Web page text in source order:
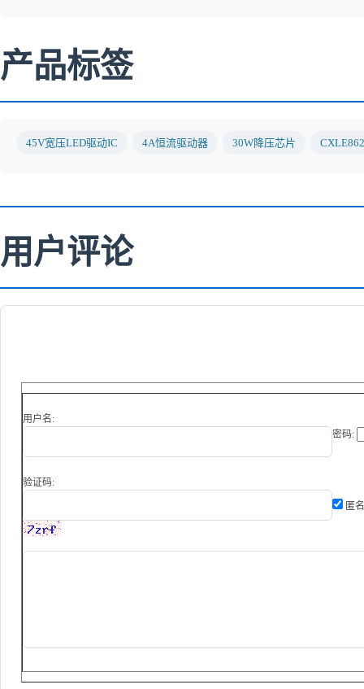
产品标签
45V宽压LED驱动IC 4A恒流驱动器 30W降压芯片
用户评论
用户名:
密码:
验证码:
匿